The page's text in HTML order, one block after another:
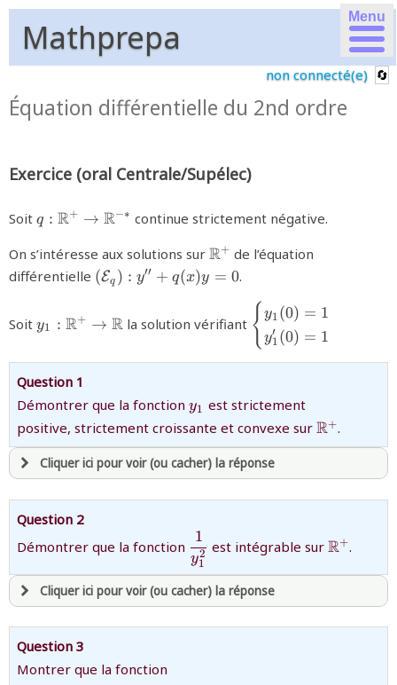
Menu
Mathprepa
non connecté(e)
Équation différentielle du 2nd ordre
Exercice (oral Centrale/Supélec)
Soit {q
\mathbb{R}^{-*}}
q : R+ → R−∗ continue strictement négative.
On s’intéresse aux solutions sur {\mathbb{R}^{+}}
R+ de l’équation
différentielle {\left(
(Eq ) : y′′ + q(x)y = 0.
Soit :\mathbb{R}^{+}\rightarrow
y1 : R+ → R la solution vérifiant
{\begin{cases}y_{1}
{ y1 (0) = 1
y1
′ (0) = 1
Question 1
Démontrer que la fonction {y_{1}}
y1 est strictement
positive, strictement croissante et convexe sur R+.
Cliquer ici pour voir (ou cacher) la réponse
avoir
une souscription active sur mathprepa
revenir à la page d'accueil
ou testerla page d'extraits libres
ou consulterle plan du site
Question 2
Démontrer que la fonction
{\dfrac{1}
{y_{1}^{2}}}
y1
2
1
est intégrable surR+.
Cliquer ici pour voir (ou cacher) la réponse
avoir
une souscription active sur mathprepa
Question 3
Montrer que la fonction